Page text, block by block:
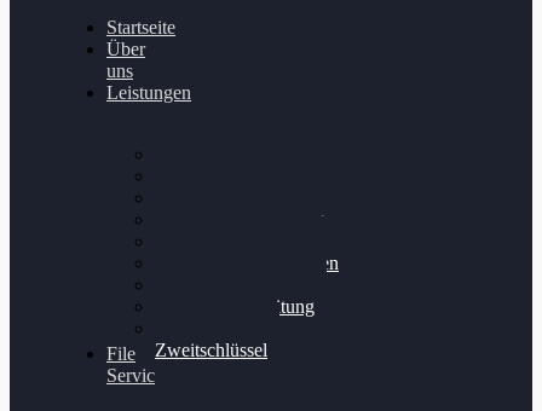
Startseite
Über
uns
Leistungen
Getriebeoptimierung
Bremsscheiben planen
Felgenaufbereitung
Zweitschlüssel
File
Service